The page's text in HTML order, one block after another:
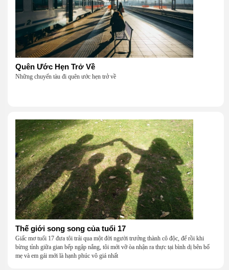
Quên Ước Hẹn Trở Về
Những chuyến tàu đi quên ước hẹn trở về
Thế giới song song của tuổi 17
Giấc mơ tuổi 17 đưa tôi trải qua một đời người trưởng thành cô độc, để rồi khi
bừng tỉnh giữa gian bếp ngập nắng, tôi mới vỡ òa nhận ra thực tại bình dị bên bố
mẹ và em gái mới là hạnh phúc vô giá nhất